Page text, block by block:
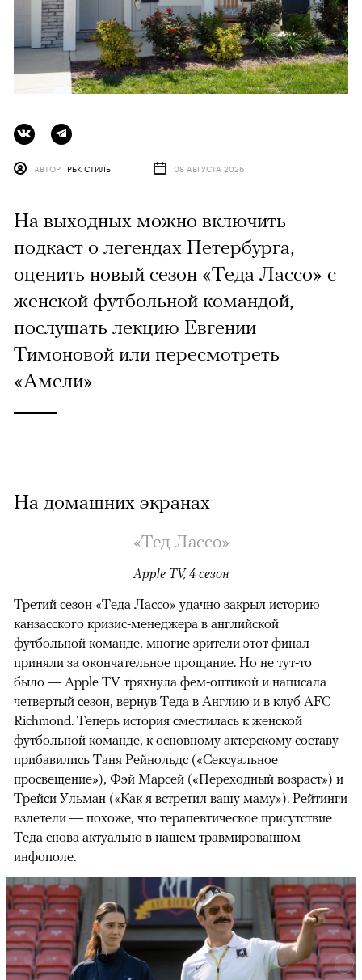
АВТОР РБК СТИЛЬ 08 АВГУСТА 2026
На выходных можно включить
подкаст о легендах Петербурга,
оценить новый сезон «Теда Лассо» с
женской футбольной командой,
послушать лекцию Евгении
Тимоновой или пересмотреть
«Амели»
На домашних экранах
«Тед Лассо»
Apple TV, 4 сезон
00:00 / 00:00
Третий сезон «Теда Лассо» удачно закрыл историю
канзасского кризис-менеджера в английской
футбольной команде, многие зрители этот финал
приняли за окончательное прощание. Но не тут-то
было — Apple TV тряхнула фем-оптикой и написала
четвертый сезон, вернув Теда в Англию и в клуб AFC
Richmond. Теперь история сместилась к женской
футбольной команде, к основному актерскому составу
прибавились Таня Рейнольдс («Сексуальное
просвещение»), Фэй Марсей («Переходный возраст») и
Трейси Ульман («Как я встретил вашу маму»). Рейтинги
взлетели — похоже, что терапевтическое присутствие
Теда снова актуально в нашем травмированном
инфополе.